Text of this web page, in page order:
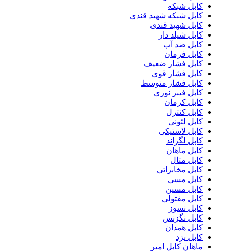
کابل شبکه
کابل شبکه شهید قندی
کابل شهید قندی
کابل شیلد دار
کابل ضد آب
کابل فرمان
کابل فشار ضعیف
کابل فشار قوی
کابل فشار متوسط
کابل فیبر نوری
کابل کرمان
کابل کنترل
کابل لئونی
کابل لاستیکی
کابل لگراند
کابل ماهان
کابل متال
کابل مخابراتی
کابل مسی
کابل مسین
کابل مفتولی
کابل نسوز
کابل نگزنس
کابل همدان
کابل یزد
ماهان کابل امیر